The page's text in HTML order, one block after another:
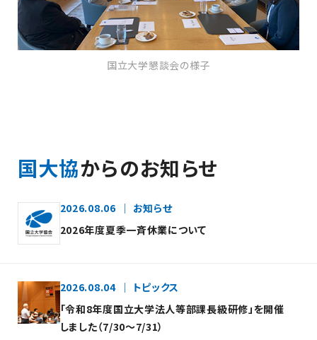
国立大学懇談会の様子
国大協からのお知らせ
2026.08.06
お知らせ
2026年度夏季一斉休業について
2026.08.04
トピックス
「令和8年度国立大学法人等部課長級研修」を開催
しました（7/30～7/31）